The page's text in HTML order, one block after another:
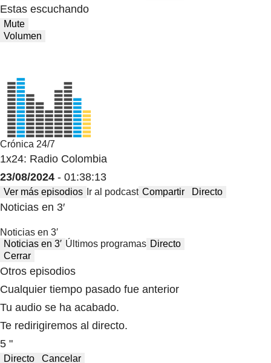
Estas escuchando
Mute
Volumen
Crónica 24/7
1x24: Radio Colombia
23/08/2024 - 01:38:13
Ver más episodios Ir al podcast Compartir Directo
Noticias en 3′
Noticias en 3′
Noticias en 3′ Últimos programas Directo
Cerrar
Otros episodios
Cualquier tiempo pasado fue anterior
Tu audio se ha acabado.
Te redirigiremos al directo.
5 "
Directo Cancelar